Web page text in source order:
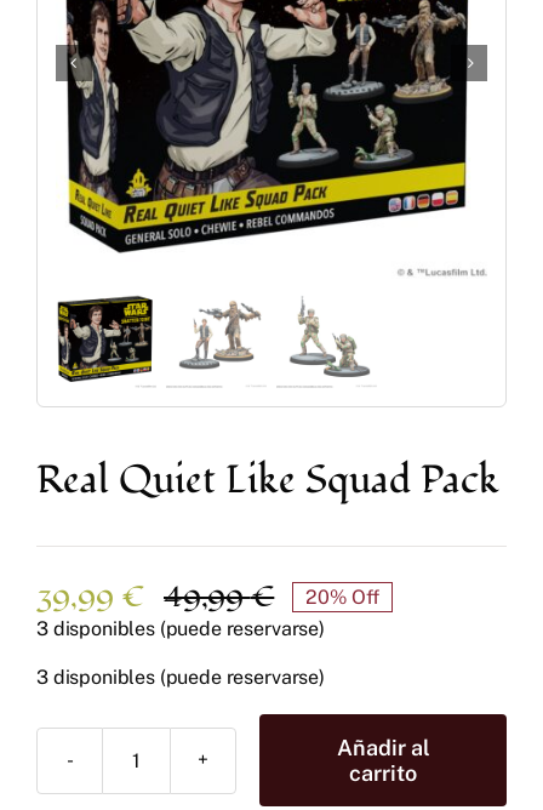
Accesorios y Hobby
Juegos de Mesa
Cartas Coleccionables
Juegos de Rol
Real Quiet Like Squad Pack
49,99€El
precio
original
era:
49,99 €.
39,99 €
El
precio
actual
es:
39,99 €.
20% Off
3 disponibles (puede reservarse)
3 disponibles (puede reservarse)
Real
Quiet
Añadir al
carrito